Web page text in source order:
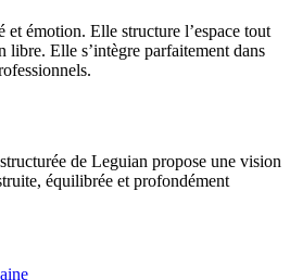
et émotion. Elle structure l’espace tout
libre. Elle s’intègre parfaitement dans
de Leguian propose une vision
équilibrée et profondément